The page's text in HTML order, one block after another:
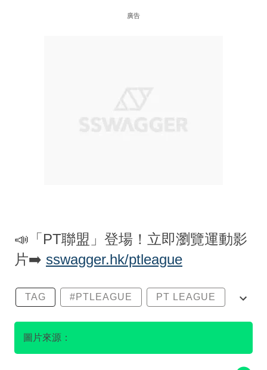
廣告
📣「PT聯盟」登場！立即瀏覽運動影
片➡️ sswagger.hk/ptleague
TAG #PTLEAGUE PT LEAGUE
PT聯盟
健身室
圖片來源：